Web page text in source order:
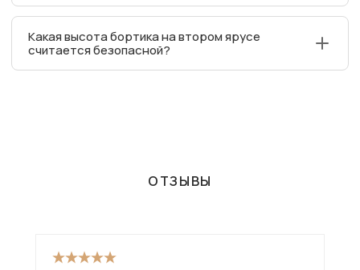
использовать второй ярус для детей от 6 лет. Главное
Какая высота бортика на втором ярусе
считается безопасной?
ОТЗЫВЫ